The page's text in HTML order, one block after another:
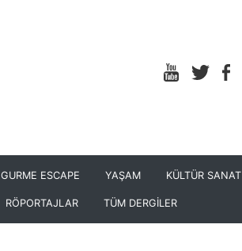
GURME ESCAPE YAŞAM KÜLTÜR SANAT
RÖPORTAJLAR TÜM DERGİLER